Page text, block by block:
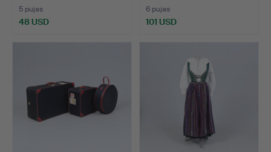
5 pujas
48 USD
6 pujas
101 USD